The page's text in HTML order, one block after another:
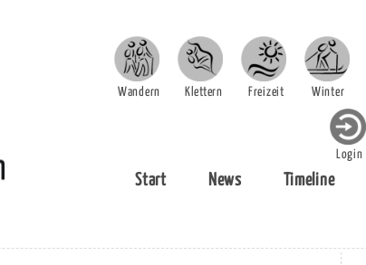
Wandern Klettern Freizeit Winter
Login
Start News Timeline